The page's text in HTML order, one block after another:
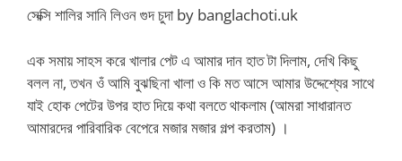
সেক্সি শালির সানি লিওন গুদ চুদা by banglachoti.uk
এক সমায় সাহস করে খালার পেট এ আমার দান হাত টা দিলাম, দেখি কিছু
বলল না, তখন ওঁ আমি বুঝছিনা খালা ও কি মত আসে আমার উদ্দেশ্যের সাথে
যাই হোক পেটের উপর হাত দিয়ে কথা বলতে থাকলাম (আমরা সাধারানত
আমারদের পারিবারিক বেপেরে মজার মজার গল্প করতাম) ।